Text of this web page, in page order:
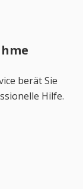
berät Sie
Hilfe.